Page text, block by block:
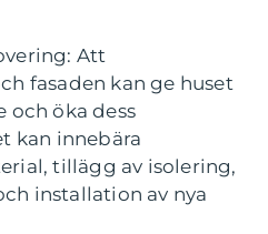
Att
fasaden kan ge huset
och öka dess
kan innebära
tillägg av isolering,
installation av nya